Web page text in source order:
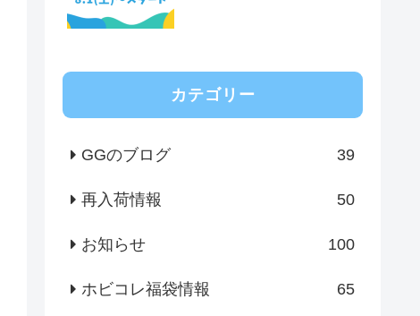
カテゴリー
GGのブログ 39
再入荷情報 50
お知らせ 100
ホビコレ福袋情報 65